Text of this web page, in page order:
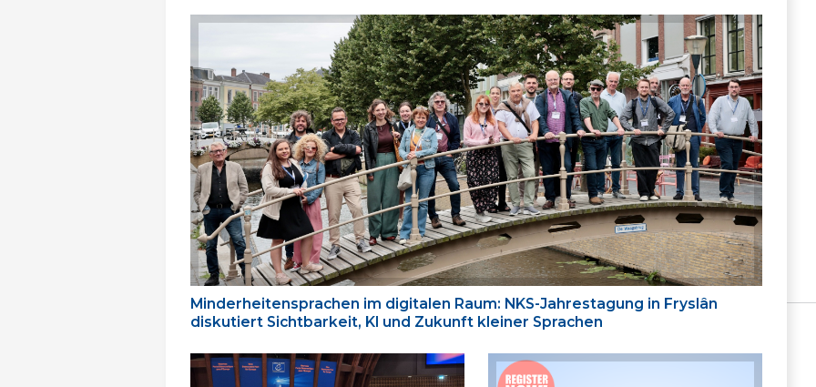
Minderheitensprachen im digitalen Raum: NKS-Jahrestagung in Fryslân
diskutiert Sichtbarkeit, KI und Zukunft kleiner Sprachen